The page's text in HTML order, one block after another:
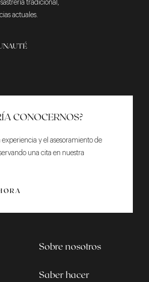
tradicional,
actuales.
CONOCERNOS?
experiencia y el asesoramiento de
una cita en nuestra
Sobre nosotros
Saber hacer